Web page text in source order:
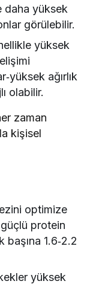
daha yüksek
görülebilir.
yüksek
ağırlık
olabilir.
zaman
kişisel
optimize
protein
başına 1.6‑2.2
yüksek